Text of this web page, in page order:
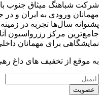
شرکت شباهنگ میثاق جنوب
مهمانان ورودی به ایران و
پشتوانه سال‌ها تجربه در
جامع‌ترین مرکز رزرواسیون
نمایشگاهی برای مهمانان
به موقع از تخفیف های داغ
عضویت